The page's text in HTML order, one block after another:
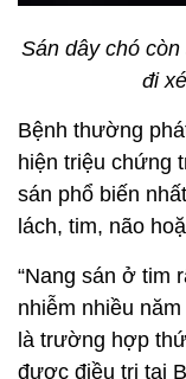
Sán dây chó
đi
Bệnh thường
hiện triệu chứng
sán phổ biến
lách, tim, não
“Nang sán ở tim
nhiễm nhiều
là trường hợp
được điều trị tại